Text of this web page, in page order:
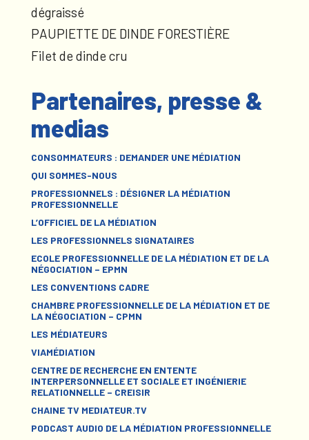
dégraissé
PAUPIETTE DE DINDE FORESTIÈRE
Filet de dinde cru
Partenaires, presse &
medias
CONSOMMATEURS : DEMANDER UNE MÉDIATION
QUI SOMMES-NOUS
PROFESSIONNELS : DÉSIGNER LA MÉDIATION
PROFESSIONNELLE
L’OFFICIEL DE LA MÉDIATION
LES PROFESSIONNELS SIGNATAIRES
ECOLE PROFESSIONNELLE DE LA MÉDIATION ET DE LA
NÉGOCIATION – EPMN
LES CONVENTIONS CADRE
CHAMBRE PROFESSIONNELLE DE LA MÉDIATION ET DE
LA NÉGOCIATION – CPMN
LES MÉDIATEURS
VIAMÉDIATION
CENTRE DE RECHERCHE EN ENTENTE
INTERPERSONNELLE ET SOCIALE ET INGÉNIERIE
RELATIONNELLE – CREISIR
CHAINE TV MEDIATEUR.TV
PODCAST AUDIO DE LA MÉDIATION PROFESSIONNELLE